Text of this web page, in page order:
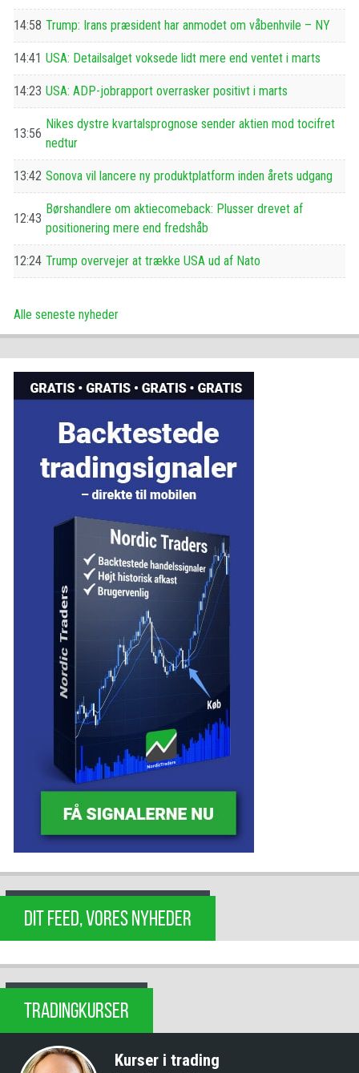
14:58 Trump: Irans præsident har anmodet om våbenhvile – NY
14:41 USA: Detailsalget voksede lidt mere end ventet i marts
14:23 USA: ADP-jobrapport overrasker positivt i marts
13:56
Nikes dystre kvartalsprognose sender aktien mod tocifret
nedtur
13:42 Sonova vil lancere ny produktplatform inden årets udgang
12:43
Børshandlere om aktiecomeback: Plusser drevet af
positionering mere end fredshåb
12:24 Trump overvejer at trække USA ud af Nato
Alle seneste nyheder
DIT FEED, VORES NYHEDER
TRADINGKURSER
Kurser i trading